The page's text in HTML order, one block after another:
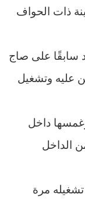
ذات الحواف
سابقًا على صاج
عليه وتشغيل
داخل
الداخل
مرة